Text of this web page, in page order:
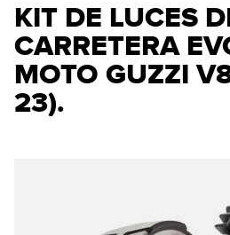
KIT DE LUCES
CARRETERA
MOTO GUZZI
23).